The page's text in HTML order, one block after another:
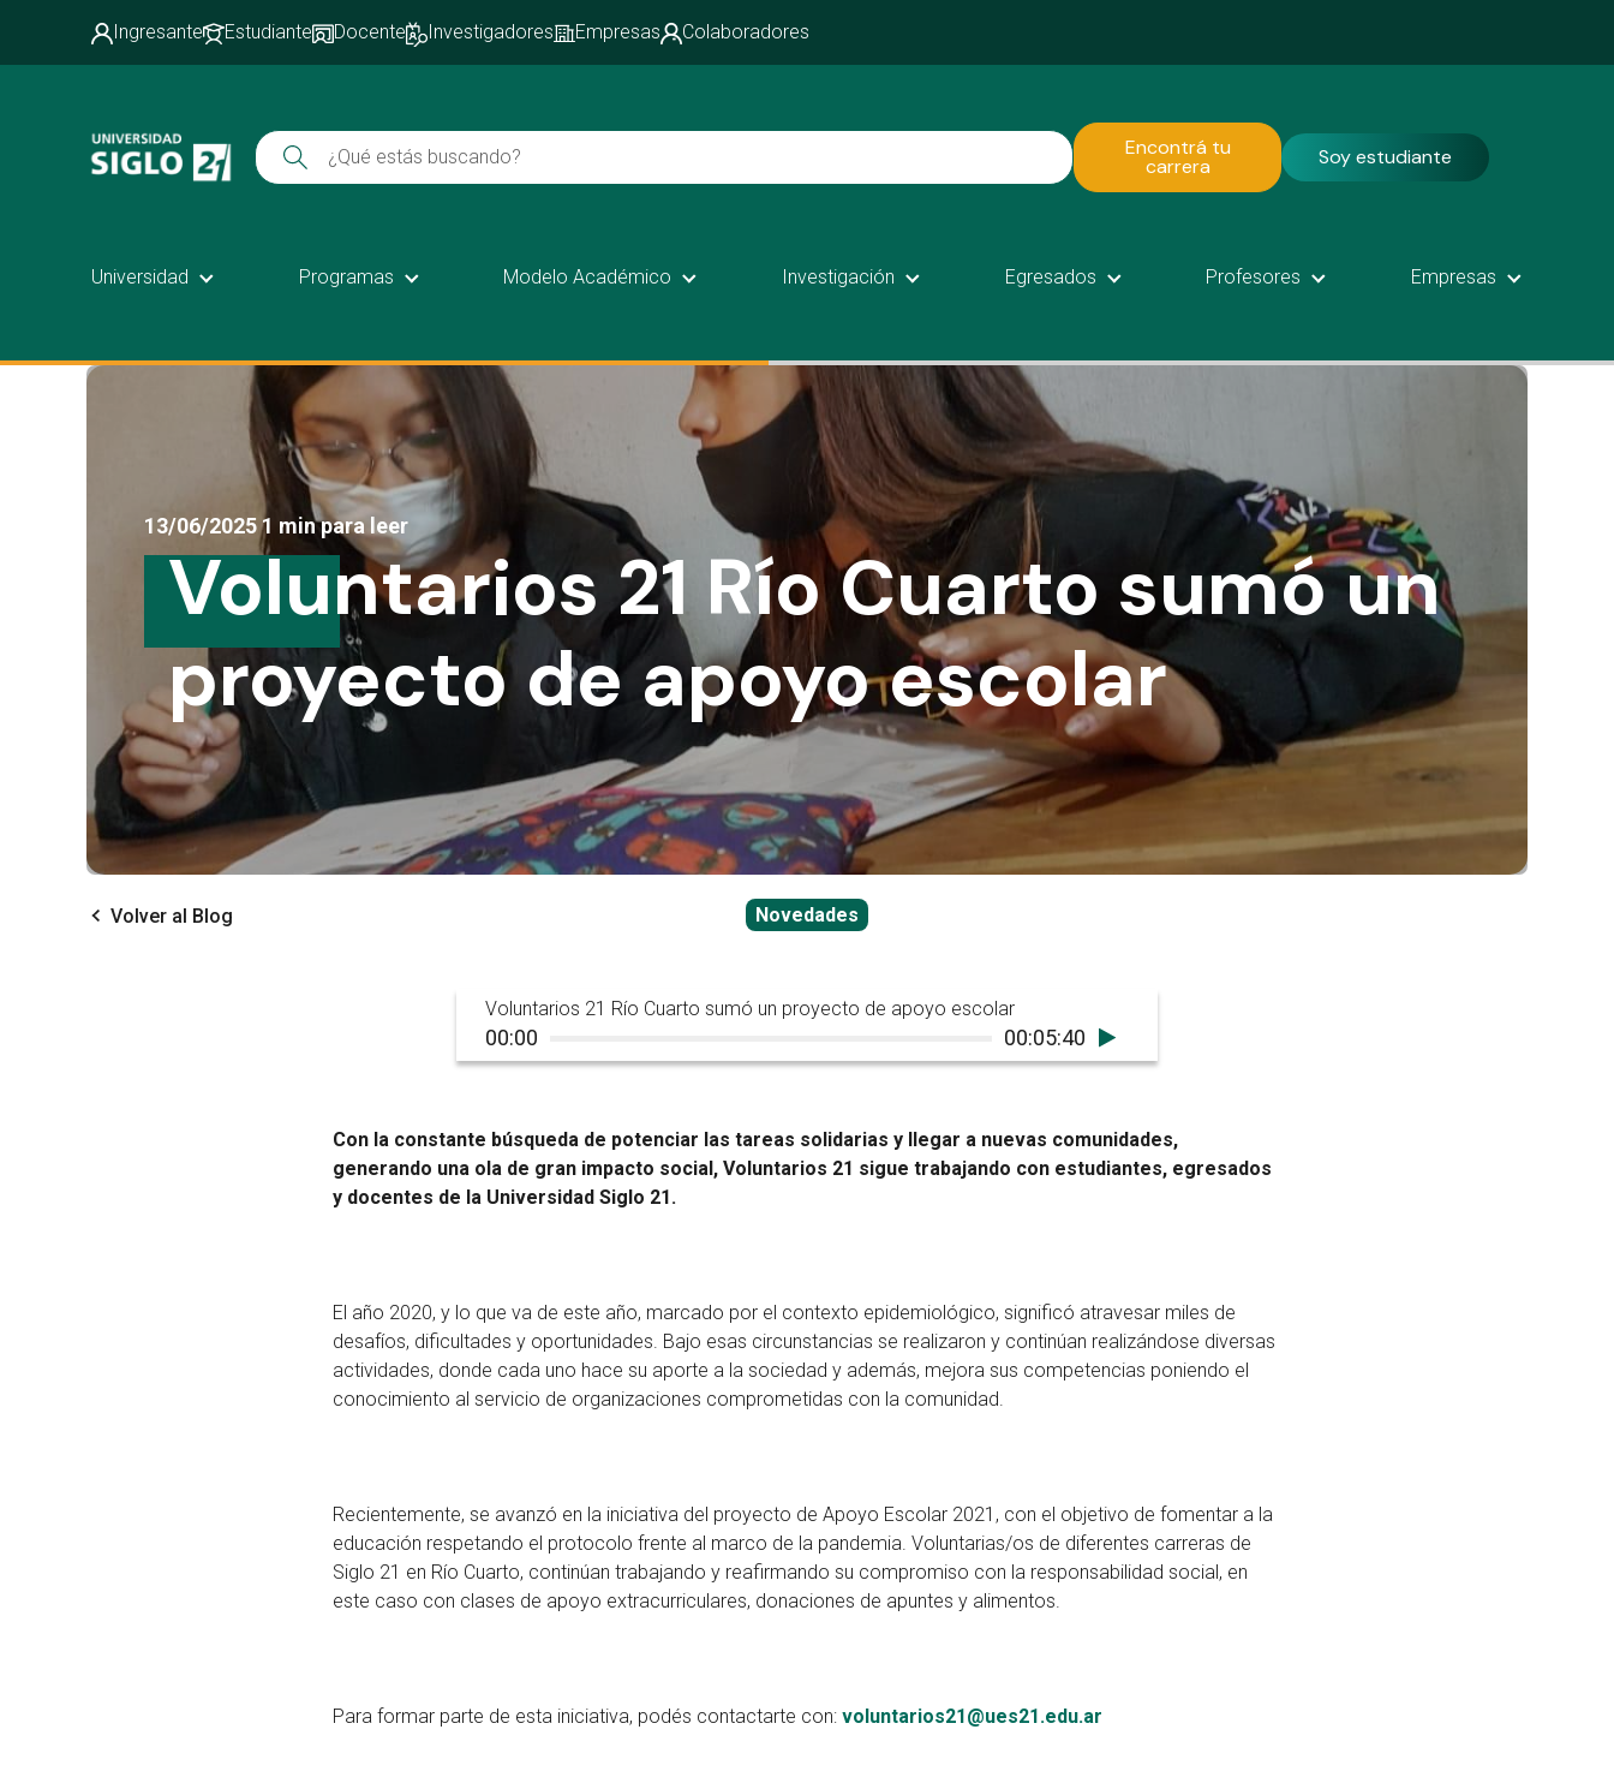
Ingresante Estudiante Docente Investigadores Empresas Colaboradores
Encontrá tu
carrera Soy estudiante
Universidad Programas Modelo Académico Investigación Egresados Profesores Empresas
13/06/20251 min para leer
Voluntarios 21 Río Cuarto sumó un
proyecto de apoyo escolar
Volver al Blog Novedades
Voluntarios 21 Río Cuarto sumó un proyecto de apoyo escolar
00:00 00:05:40
Con la constante búsqueda de potenciar las tareas solidarias y llegar a nuevas comunidades,
generando una ola de gran impacto social, Voluntarios 21 sigue trabajando con estudiantes, egresados
y docentes de la Universidad Siglo 21.
El año 2020, y lo que va de este año, marcado por el contexto epidemiológico, significó atravesar miles de
desafíos, dificultades y oportunidades. Bajo esas circunstancias se realizaron y continúan realizándose diversas
actividades, donde cada uno hace su aporte a la sociedad y además, mejora sus competencias poniendo el
conocimiento al servicio de organizaciones comprometidas con la comunidad.
Recientemente, se avanzó en la iniciativa del proyecto de Apoyo Escolar 2021, con el objetivo de fomentar a la
educación respetando el protocolo frente al marco de la pandemia. Voluntarias/os de diferentes carreras de
Siglo 21 en Río Cuarto, continúan trabajando y reafirmando su compromiso con la responsabilidad social, en
este caso con clases de apoyo extracurriculares, donaciones de apuntes y alimentos.
Para formar parte de esta iniciativa, podés contactarte con: voluntarios21@ues21.edu.ar